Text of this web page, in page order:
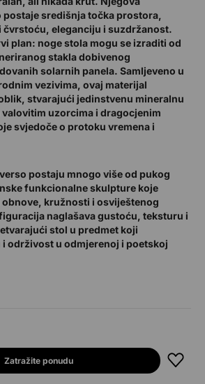
središnja točka prostora,
čvrstoću, eleganciju i suzdržanost.
plan: noge stola mogu se izraditi od
stakla dobivenog
solarnih panela. Samljeveno u
vezivima, ovaj materijal
stvarajući jedinstvenu mineralnu
uzorcima i dragocjenim
svjedoče o protoku vremena i
postaju mnogo više od pukog
funkcionalne skulpture koje
kružnosti i osviještenog
naglašava gustoću, teksturu i
stol u predmet koji
održivost u odmjerenoj i poetskoj
Zatražite ponudu